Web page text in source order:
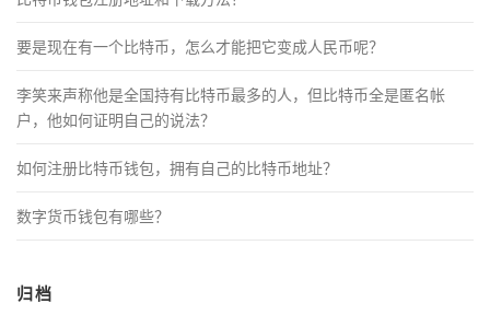
要是现在有一个比特币，怎么才能把它变成人民币呢？
李笑来声称他是全国持有比特币最多的人，但比特币全是匿名帐
户，他如何证明自己的说法？
如何注册比特币钱包，拥有自己的比特币地址？
数字货币钱包有哪些？
归档